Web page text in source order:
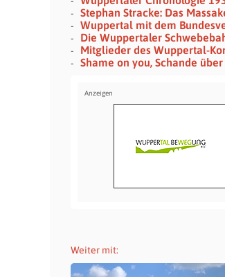
Stephan Stracke: Das
Wuppertal mit dem
Die Wuppertaler
Mitglieder des Wuppertal-
Shame on you, Schande über
Weiter mit: